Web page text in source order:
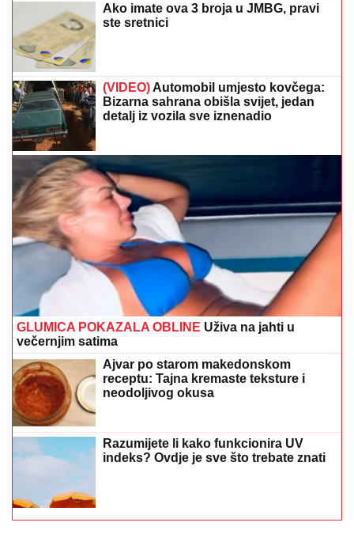
Ako imate ova 3 broja u JMBG, pravi
ste sretnici
(VIDEO) Automobil umjesto kovčega:
Bizarna sahrana obišla svijet, jedan
detalj iz vozila sve iznenadio
GLUMICA POKAZALA OBLINE Uživa na jahti u
večernjim satima
Ajvar po starom makedonskom
receptu: Tajna kremaste teksture i
neodoljivog okusa
Razumijete li kako funkcionira UV
indeks? Ovdje je sve što trebate znati